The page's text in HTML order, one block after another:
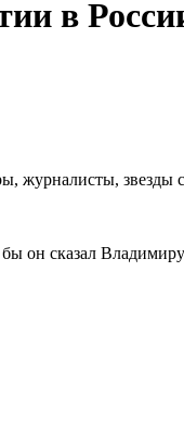
в
журналисты, звезды
он сказал